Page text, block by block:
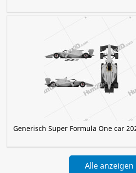
Generisch Super Formula One car
Alle anzeigen